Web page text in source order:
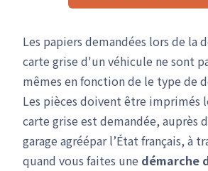
Les papiers demandées lors de la
carte grise d'un véhicule ne sont
mêmes en fonction de le type de
Les pièces doivent être imprimés
carte grise est demandée, auprès
garage agréépar l’État français, à
quand vous faites une démarche